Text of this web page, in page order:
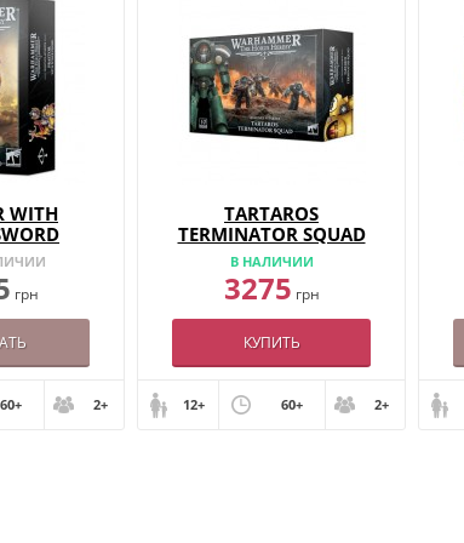
WITH
грн
60+ 2+
TARTAROS
TERMINATOR SQUAD
В НАЛИЧИИ
3275 грн
КУПИТЬ
12+ 60+ 2+